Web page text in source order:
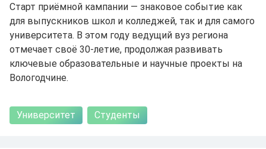
Старт приёмной кампании — знаковое событие как
для выпускников школ и колледжей, так и для самого
университета. В этом году ведущий вуз региона
отмечает своё 30-летие, продолжая развивать
ключевые образовательные и научные проекты на
Вологодчине.
Университет Студенты